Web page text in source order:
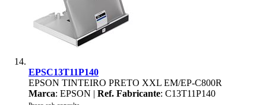
EPSC13T11P140
EPSON TINTEIRO PRETO XXL EM/EP-C800R
Marca: EPSON | Ref. Fabricante: C13T11P140